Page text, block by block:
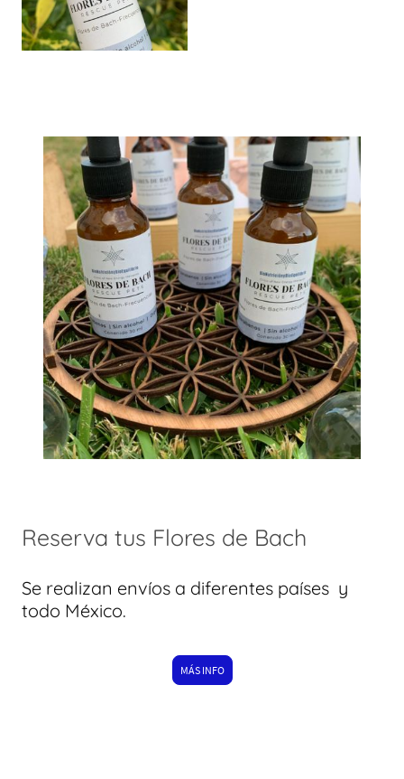
Reserva tus Flores de Bach
Se realizan envíos a diferentes países y
todo México.
MÁS INFO